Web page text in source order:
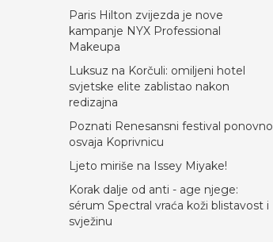
Paris Hilton zvijezda je nove
kampanje NYX Professional
Makeupa
Luksuz na Korčuli: omiljeni hotel
svjetske elite zablistao nakon
redizajna
Poznati Renesansni festival ponovno
osvaja Koprivnicu
Ljeto miriše na Issey Miyake!
Korak dalje od anti - age njege:
sérum Spectral vraća koži blistavost i
svježinu